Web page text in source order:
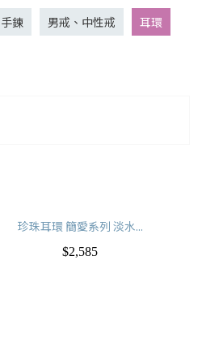
手鍊 男戒、中性戒 耳環
珍珠耳環 簡愛系列 淡水...
$2,585